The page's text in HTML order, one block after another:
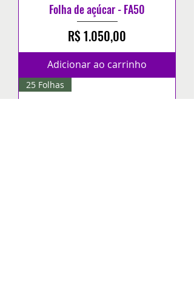
Folha de açúcar - FA50
Preço
R$ 1.050,00
Adicionar ao carrinho
25 Folhas